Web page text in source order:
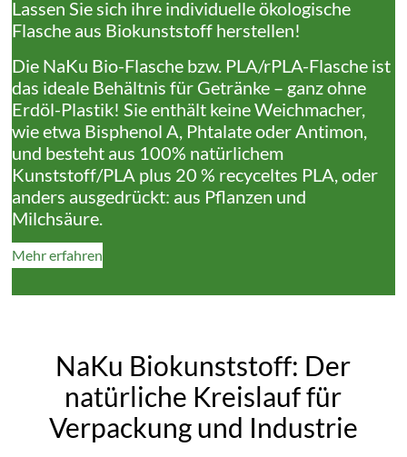
Lassen Sie sich ihre individuelle ökologische
Flasche aus Biokunststoff herstellen!
Die NaKu Bio-Flasche bzw. PLA/rPLA-Flasche ist
das ideale Behältnis für Getränke – ganz ohne
Erdöl-Plastik! Sie enthält keine Weichmacher,
wie etwa Bisphenol A, Phtalate oder Antimon,
und besteht aus 100% natürlichem
Kunststoff/PLA plus 20 % recyceltes PLA, oder
anders ausgedrückt: aus Pflanzen und
Milchsäure.
Mehr erfahren
NaKu Biokunststoff: Der
natürliche Kreislauf für
Verpackung und Industrie